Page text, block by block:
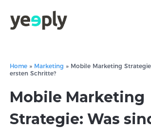
Home » Marketing » Mobile Marketing
ersten Schritte?
Mobile Marketing
Strategie: Was